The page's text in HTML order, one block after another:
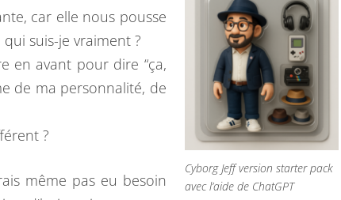
K
–
E
N
T
Cyborg Jeff version starter pack
avec l’aide de ChatGPT
car elle nous pousse
suis-je vraiment ?
en avant pour dire “ça,
de ma personnalité, de
?
même pas eu besoin